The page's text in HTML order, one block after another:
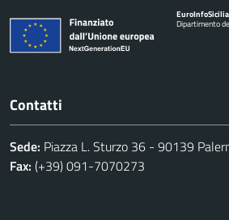
EuroInfoSicilia
Dipartimento
Contatti
Sede: Piazza L. Sturzo 36 - 90139
Fax: (+39) 091-7070273